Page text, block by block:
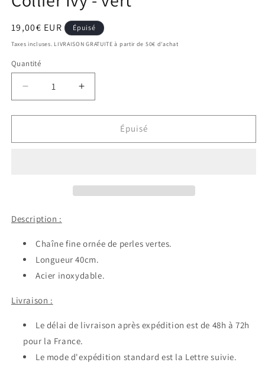
Prix
habituel
19,00€ EUR Épuisé
Taxes incluses. LIVRAISON GRATUITE à partir de 50€ d'achat
Quantité
Réduire
la
quantité
Collier
Augmenter
la
quantité
Collier
Épuisé
Description :
Chaîne fine ornée de perles vertes.
Longueur 40cm.
Acier inoxydable.
Livraison :
Le délai de livraison après expédition est de 48h à 72h
pour la France.
Le mode d'expédition standard est la Lettre suivie.